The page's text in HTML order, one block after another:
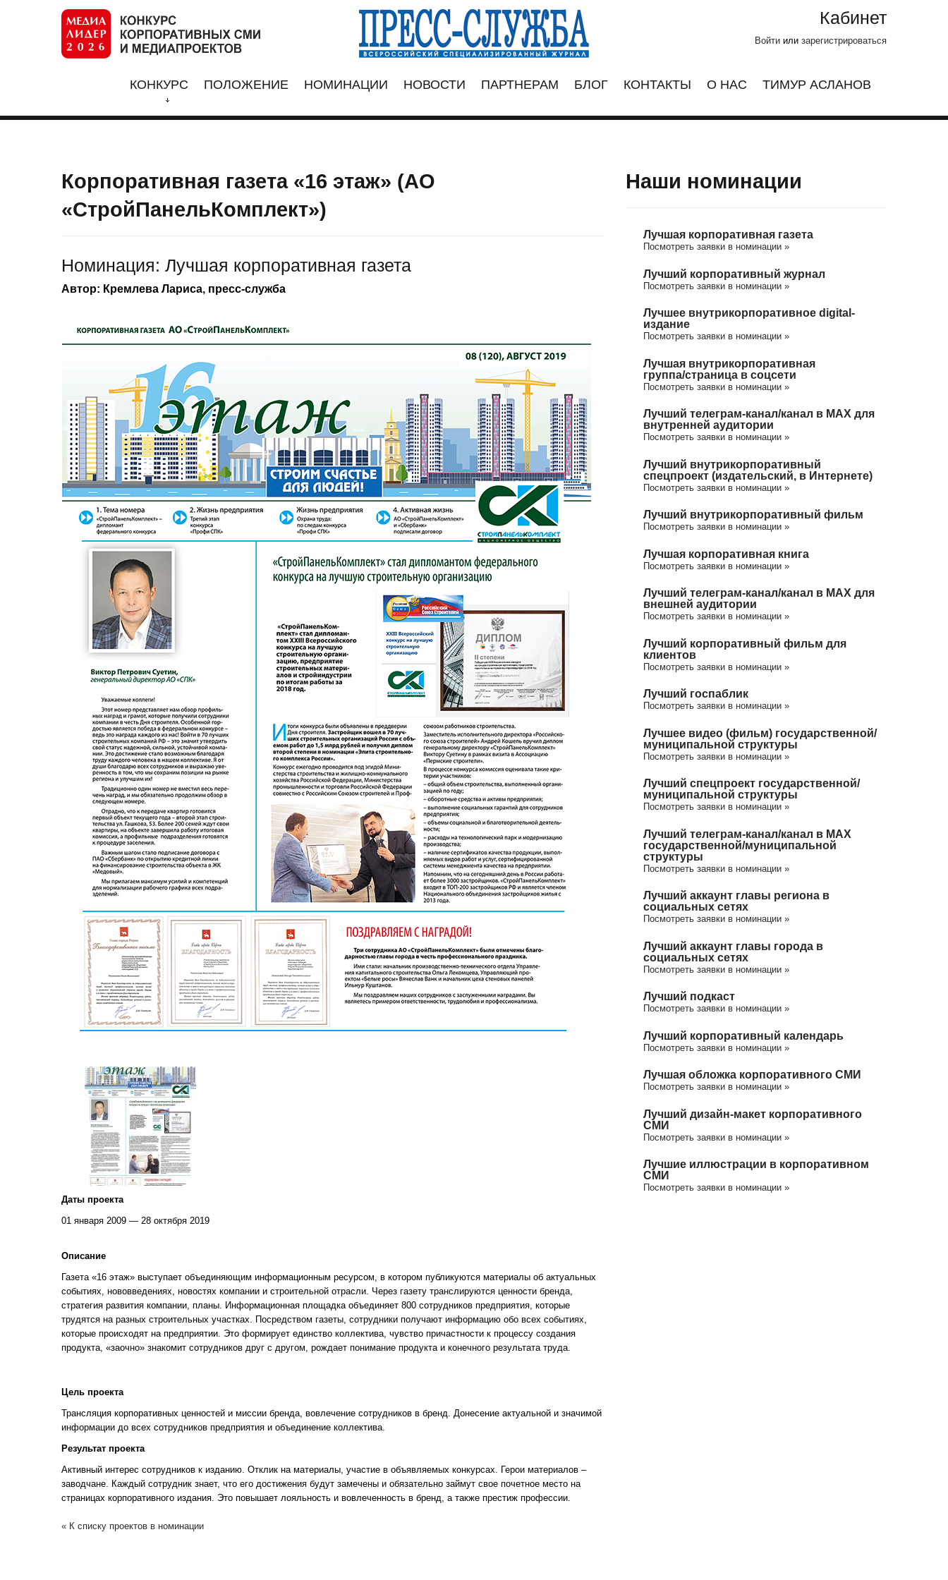
Кабинет
Войти или зарегистрироваться
КОНКУРС ПОЛОЖЕНИЕ НОМИНАЦИИ НОВОСТИ ПАРТНЕРАМ БЛОГ КОНТАКТЫ О НАС ТИМУР АСЛАНОВ
Корпоративная газета «16 этаж» (АО
«СтройПанельКомплект»)
Номинация: Лучшая корпоративная газета
Автор: Кремлева Лариса, пресс-служба
Даты проекта
01 января 2009 — 28 октября 2019
Описание
Газета «16 этаж» выступает объединяющим информационным ресурсом, в котором публикуются материалы об актуальных
событиях, нововведениях, новостях компании и строительной отрасли. Через газету транслируются ценности бренда,
стратегия развития компании, планы. Информационная площадка объединяет 800 сотрудников предприятия, которые
трудятся на разных строительных участках. Посредством газеты, сотрудники получают информацию обо всех событиях,
которые происходят на предприятии. Это формирует единство коллектива, чувство причастности к процессу создания
продукта, «заочно» знакомит сотрудников друг с другом, рождает понимание продукта и конечного результата труда.
Цель проекта
Трансляция корпоративных ценностей и миссии бренда, вовлечение сотрудников в бренд. Донесение актуальной и значимой
информации до всех сотрудников предприятия и объединение коллектива.
Результат проекта
Активный интерес сотрудников к изданию. Отклик на материалы, участие в объявляемых конкурсах. Герои материалов –
заводчане. Каждый сотрудник знает, что его достижения будут замечены и обязательно займут свое почетное место на
страницах корпоративного издания. Это повышает лояльность и вовлеченность в бренд, а также престиж профессии.
« К списку проектов в номинации
Наши номинации
Лучшая корпоративная газета
Посмотреть заявки в номинации »
Лучший корпоративный журнал
Посмотреть заявки в номинации »
Лучшее внутрикорпоративное digital-
издание
Посмотреть заявки в номинации »
Лучшая внутрикорпоративная
группа/cтраница в соцсети
Посмотреть заявки в номинации »
Лучший телеграм-канал/канал в МАХ для
внутренней аудитории
Посмотреть заявки в номинации »
Лучший внутрикорпоративный
спецпроект (издательский, в Интернете)
Посмотреть заявки в номинации »
Лучший внутрикорпоративный фильм
Посмотреть заявки в номинации »
Лучшая корпоративная книга
Посмотреть заявки в номинации »
Лучший телеграм-канал/канал в МАХ для
внешней аудитории
Посмотреть заявки в номинации »
Лучший корпоративный фильм для
клиентов
Посмотреть заявки в номинации »
Лучший госпаблик
Посмотреть заявки в номинации »
Лучшее видео (фильм) государственной/
муниципальной структуры
Посмотреть заявки в номинации »
Лучший спецпроект государственной/
муниципальной структуры
Посмотреть заявки в номинации »
Лучший телеграм-канал/канал в МАХ
государственной/муниципальной
структуры
Посмотреть заявки в номинации »
Лучший аккаунт главы региона в
социальных сетях
Посмотреть заявки в номинации »
Лучший аккаунт главы города в
социальных сетях
Посмотреть заявки в номинации »
Лучший подкаст
Посмотреть заявки в номинации »
Лучший корпоративный календарь
Посмотреть заявки в номинации »
Лучшая обложка корпоративного СМИ
Посмотреть заявки в номинации »
Лучший дизайн-макет корпоративного
СМИ
Посмотреть заявки в номинации »
Лучшие иллюстрации в корпоративном
СМИ
Посмотреть заявки в номинации »